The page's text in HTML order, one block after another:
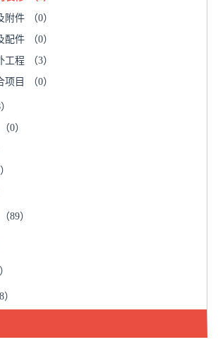
附件
（0）
配件
（0）
工程
（3）
项目
（0）
（0）
（89）
）